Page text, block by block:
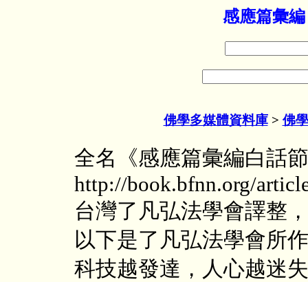
感應篇彙
佛學多媒體資料庫> 佛
全名《感應篇彙編白話
http://book.bfnn.org/
台灣了凡弘法學會譯整
以下是了凡弘法學會所
科技越發達，人心越迷